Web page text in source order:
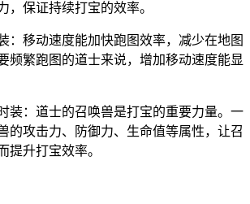
，保证持续打宝的效率。
：移动速度能加快跑图效率，减少在地图
频繁跑图的道士来说，增加移动速度能显
装：道士的召唤兽是打宝的重要力量。一
的攻击力、防御力、生命值等属性，让召
提升打宝效率。